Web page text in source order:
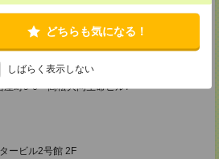
どちらも気になる！
しばらく表示しない
シンヨービル 11F
町9-6 高松大同生命ビル7
ービル2号館 2F